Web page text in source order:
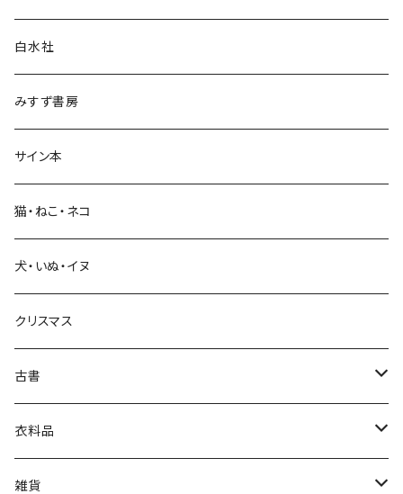
言語・ことば
生活・暮らし
芸術・絵画・写真
絵本・児童書
娯楽・エンターテインメント
白水社
みすず書房
サイン本
猫・ねこ・ネコ
犬・いぬ・イヌ
クリスマス
古書
古書セット
美術
衣料品
POLEWARDS
雑貨